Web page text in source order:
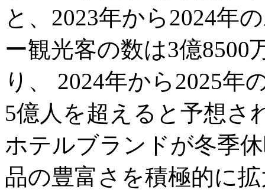
と、2023年から2024年
ー観光客の数は3億
り、 2024年から2025年
5億人を超えると予想さ
ホテルブランドが冬季
品の豊富さを積極的に